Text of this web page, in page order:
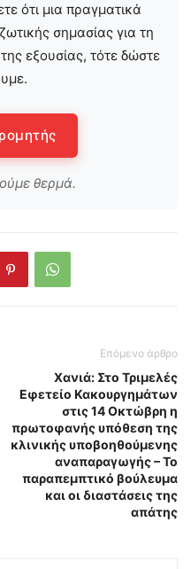
ότι μια πραγματικά
σημασίας για τη
εξουσίας, τότε δώστε
θερμά.
Επόμενο άρθρο
Χανιά: Στο Τριμελές
Εφετείο Κακουργημάτων
στις 14 Οκτώβρη η
πρωτοφανής υπόθεση της
κλινικής υποβοηθούμενης
αναπαραγωγής – Το
παραπεμπτικό βούλευμα
και οι διαστάσεις της
απάτης